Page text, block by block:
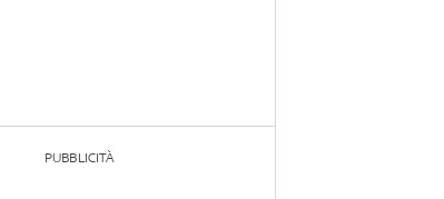
PUBBLICITÀ